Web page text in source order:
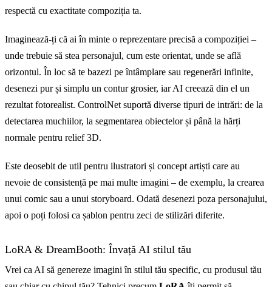
respectă cu exactitate compoziția ta.
Imaginează-ți că ai în minte o reprezentare precisă a compoziției –
unde trebuie să stea personajul, cum este orientat, unde se află
orizontul. În loc să te bazezi pe întâmplare sau regenerări infinite,
desenezi pur și simplu un contur grosier, iar AI creează din el un
rezultat fotorealist. ControlNet suportă diverse tipuri de intrări: de la
detectarea muchiilor, la segmentarea obiectelor și până la hărți
normale pentru relief 3D.
Este deosebit de util pentru ilustratori și concept artiști care au
nevoie de consistență pe mai multe imagini – de exemplu, la crearea
unui comic sau a unui storyboard. Odată desenezi poza personajului,
apoi o poți folosi ca șablon pentru zeci de stilizări diferite.
LoRA & DreamBooth: Învață AI stilul tău
Vrei ca AI să genereze imagini în stilul tău specific, cu produsul tău